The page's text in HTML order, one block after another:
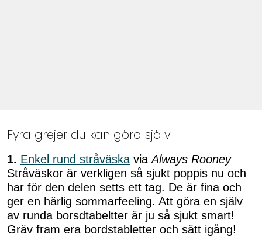
Fyra grejer du kan göra själv
1. Enkel rund stråväska viaAlways Rooney
Stråväskor är verkligen så sjukt poppis nu och
har för den delen setts ett tag. De är fina och
ger en härlig sommarfeeling. Att göra en själv
av runda borsdtabeltter är ju så sjukt smart!
Gräv fram era bordstabletter och sätt igång!